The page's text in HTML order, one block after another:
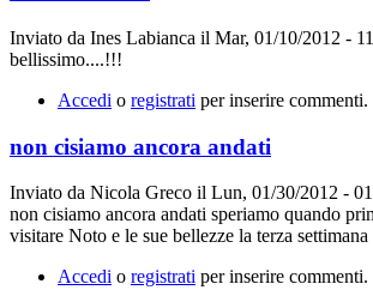
Inviato da Ines Labianca il Mar, 01/10/2012 -
bellissimo....!!!
Accedi o registrati per inserire commenti.
non cisiamo ancora andati
Inviato da Nicola Greco il Lun, 01/30/2012 -
non cisiamo ancora andati speriamo quando
visitare Noto e le sue bellezze la terza
Accedi o registrati per inserire commenti.